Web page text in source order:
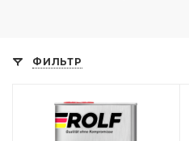
ФИЛЬТР